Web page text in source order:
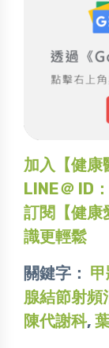
加入【健康
LINE＠ ID
訂閱【健康
識更輕鬆
關鍵字：
腺結節射頻
陳代謝科,